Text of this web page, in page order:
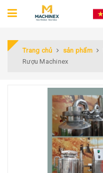
Trang chủ sản phẩm
Rượu Machinex